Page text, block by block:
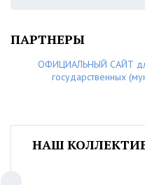
ПАРТНЕРЫ
ОФИЦИАЛЬНЫЙ САЙТ
государственных
НАШ